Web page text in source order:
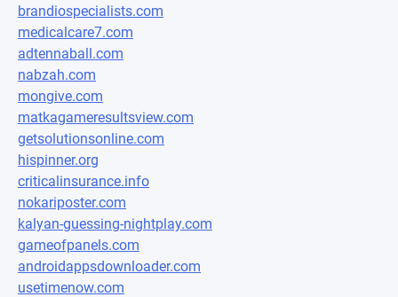
brandiospecialists.com
medicalcare7.com
adtennaball.com
nabzah.com
mongive.com
matkagameresultsview.com
getsolutionsonline.com
hispinner.org
criticalinsurance.info
nokariposter.com
kalyan-guessing-nightplay.com
gameofpanels.com
androidappsdownloader.com
usetimenow.com